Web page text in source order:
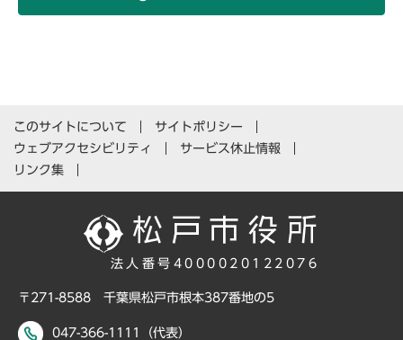
このサイトについて
サイトポリシー
ウェブアクセシビリティ
サービス休止情報
リンク集
法人番号4000020122076
〒271-8588 千葉県松戸市根本387番地の5
047-366-1111（代表）